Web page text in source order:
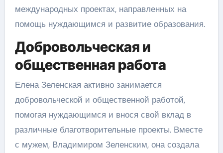
международных проектах, направленных на
помощь нуждающимся и развитие образования.
Добровольческая и
общественная работа
Елена Зеленская активно занимается
добровольческой и общественной работой,
помогая нуждающимся и внося свой вклад в
различные благотворительные проекты. Вместе
с мужем, Владимиром Зеленским, она создала